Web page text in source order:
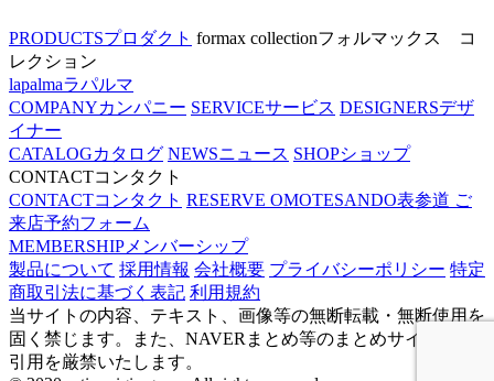
PRODUCTSプロダクト formax collectionフォルマックス コ
レクション
lapalmaラパルマ
COMPANYカンパニー SERVICEサービス DESIGNERSデザ
イナー
CATALOGカタログ NEWSニュース SHOPショップ
CONTACTコンタクト
CONTACTコンタクト RESERVE OMOTESANDO表参道 ご
来店予約フォーム
MEMBERSHIP メンバーシップ
製品について 採用情報 会社概要 プライバシーポリシー 特定
商取引法に基づく表記 利用規約
当サイトの内容、テキスト、画像等の無断転載・無断使用を
固く禁じます。また、NAVERまとめ等のまとめサイトへの
引用を厳禁いたします。